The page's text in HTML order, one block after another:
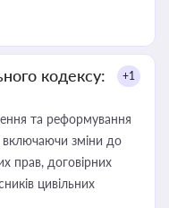
кодексу:
+1
та реформування
включаючи зміни до
прав, договірних
цивільних